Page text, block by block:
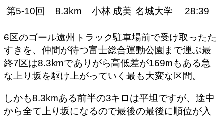
第5-10回 8.3km 小林 成美 名城大学 28:39
6区のゴール遠州トラック駐車場前で受け取ったた
すきを、仲間が待つ富士総合運動公園まで運ぶ最
終7区は8.3kmでありがら高低差が169mもある急
な上り坂を駆け上がっていく最も大変な区間。
しかも8.3kmある前半の3キロは平坦ですが、途中
から全て上り坂になるので最後の最後に順位が入